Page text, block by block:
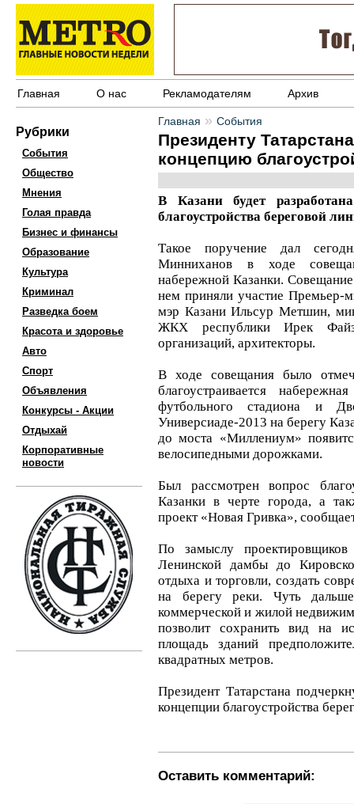
Главная О нас Рекламодателям Архив
Рубрики
События
Общество
Мнения
Голая правда
Бизнес и финансы
Образование
Культура
Криминал
Разведка боем
Красота и здоровье
Авто
Спорт
Объявления
Конкурсы - Акции
Отдыхай
Корпоративные
новости
Главная » События
Президенту
концепцию
В Казани будет
благоустройства береговой
Такое поручение дал
Минниханов в ходе
набережной Казанки.
нем приняли участие Премьер-
мэр Казани Ильсур Метшин,
ЖКХ республики Ирек
организаций, архитекторы.
В ходе совещания было
благоустраивается
футбольного стадиона и
Универсиаде-2013 на берегу
до моста «Миллениум»
велосипедными дорожками.
Был рассмотрен вопрос
Казанки в черте города, а
проект «Новая Гривка»,
По замыслу
Ленинской дамбы до
отдыха и торговли, создать
на берегу реки. Чуть
коммерческой и жилой
позволит сохранить вид на
площадь зданий
квадратных метров.
Президент Татарстана
концепции благоустройства
Оставить комментарий: